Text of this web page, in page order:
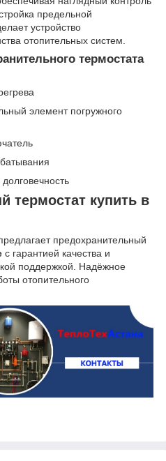
предельной
устройство
отопительных систем.
термостата
элемент погружного
термостат купить в
предохранительный
с гарантией качества и
поддержкой. Надёжное
отопительного